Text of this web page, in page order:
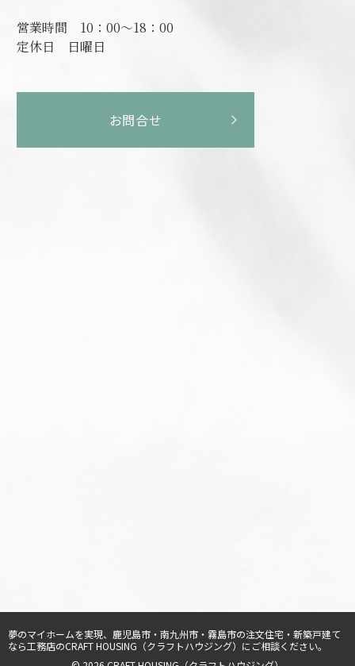
営業時間 10：00～18：00
定休日
日曜日
お問合せ
夢のマイホームを実現、 鹿児島市・南九州市・霧島市の注文住宅・新築戸建て
なら工務店のCRAFT HOUSING（クラフトハウジング） にご相談ください。